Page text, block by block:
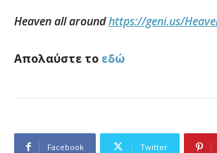
Heaven all aroundhttps://geni.us/
Απολαύστε το εδώ
Facebook Twitter